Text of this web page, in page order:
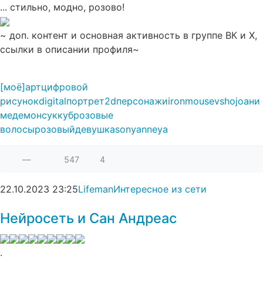
... стильно, модно, розово!
~ доп. контент и основная активность в группе ВК и Х,
ссылки в описании профиля~
[моё]артцифровой
рисунокdigitalпортрет2dперсонажиironmousevshojoани
медемонсуккуброзовые
волосырозовыйдевушкаsonyanneya
— 547 4
22.10.2023 23:25LifemanИнтересное из сети
Нейросеть и Сан Андреас
.